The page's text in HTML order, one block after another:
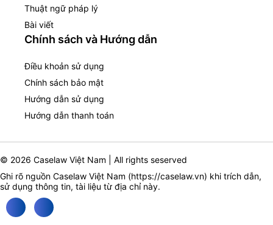
Thuật ngữ pháp lý
Bài viết
Chính sách và Hướng dẫn
Điều khoản sử dụng
Chính sách bảo mật
Hướng dẫn sử dụng
Hướng dẫn thanh toán
© 2026 Caselaw Việt Nam | All rights seserved
Ghi rõ nguồn Caselaw Việt Nam (https://caselaw.vn) khi trích dẫn,
sử dụng thông tin, tài liệu từ địa chỉ này.